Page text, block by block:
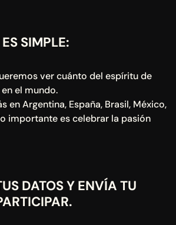
SIMPLE:
ver cuánto del espíritu de
el mundo.
en Argentina, España, Brasil, México,
importante es celebrar la pasión
DATOS Y ENVÍA TU